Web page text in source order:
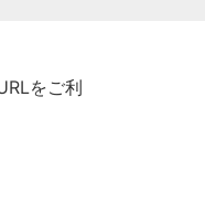
をご利